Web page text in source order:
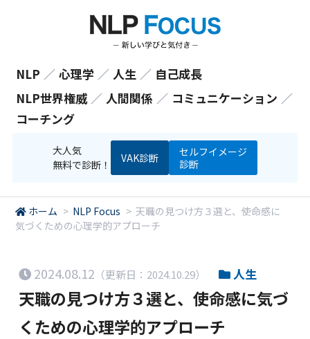
NLP ／ 心理学 ／ 人生 ／ 自己成長
NLP世界権威 ／ 人間関係 ／ コミュニケーション ／
コーチング
大人気
無料で診断！
VAK診断
セルフイメージ
診断
ホーム > NLP Focus >天職の見つけ方３選と、使命感に
気づくための心理学的アプローチ
2024.08.12 （更新日：2024.10.29） 人生
天職の見つけ方３選と、使命感に気づ
くための心理学的アプローチ